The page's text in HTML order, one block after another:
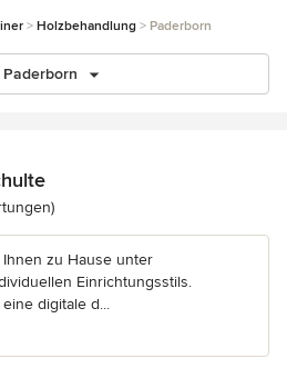
Holzbehandlung Paderborn
Paderborn
4.8 von 5 Sternen
zu Hause unter
Einrichtungsstils.
digitale d...